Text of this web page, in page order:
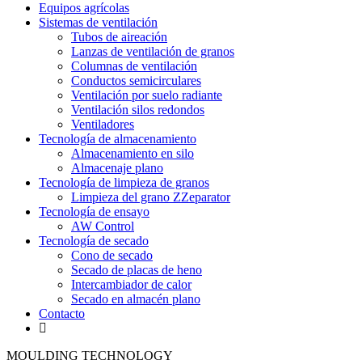
Equipos agrícolas
Sistemas de ventilación
Tubos de aireación
Lanzas de ventilación de granos
Columnas de ventilación
Conductos semicirculares
Ventilación por suelo radiante
Ventilación silos redondos
Ventiladores
Tecnología de almacenamiento
Almacenamiento en silo
Almacenaje plano
Tecnología de limpieza de granos
Limpieza del grano ZZeparator
Tecnología de ensayo
AW Control
Tecnología de secado
Cono de secado
Secado de placas de heno
Intercambiador de calor
Secado en almacén plano
Contacto
MOULDING TECHNOLOGY